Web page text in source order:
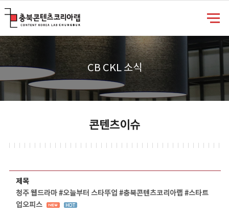
CB CKL 소식
콘텐츠이슈
제목
청주 웹드라마 #오늘부터 스타뚜업 #충북콘텐츠코리아랩 #스타트
업오피스